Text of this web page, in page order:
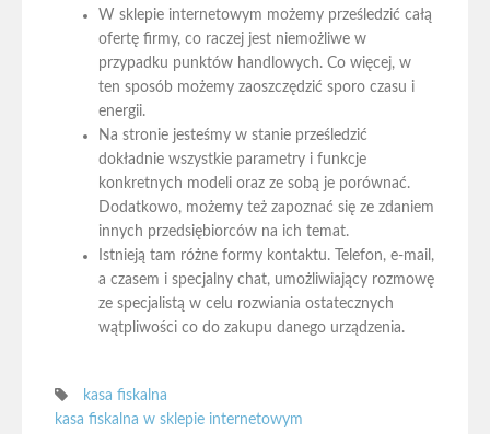
W sklepie internetowym możemy prześledzić całą
ofertę firmy, co raczej jest niemożliwe w
przypadku punktów handlowych. Co więcej, w
ten sposób możemy zaoszczędzić sporo czasu i
energii.
Na stronie jesteśmy w stanie prześledzić
dokładnie wszystkie parametry i funkcje
konkretnych modeli oraz ze sobą je porównać.
Dodatkowo, możemy też zapoznać się ze zdaniem
innych przedsiębiorców na ich temat.
Istnieją tam różne formy kontaktu. Telefon, e-mail,
a czasem i specjalny chat, umożliwiający rozmowę
ze specjalistą w celu rozwiania ostatecznych
wątpliwości co do zakupu danego urządzenia.
kasa fiskalna
kasa fiskalna w sklepie internetowym